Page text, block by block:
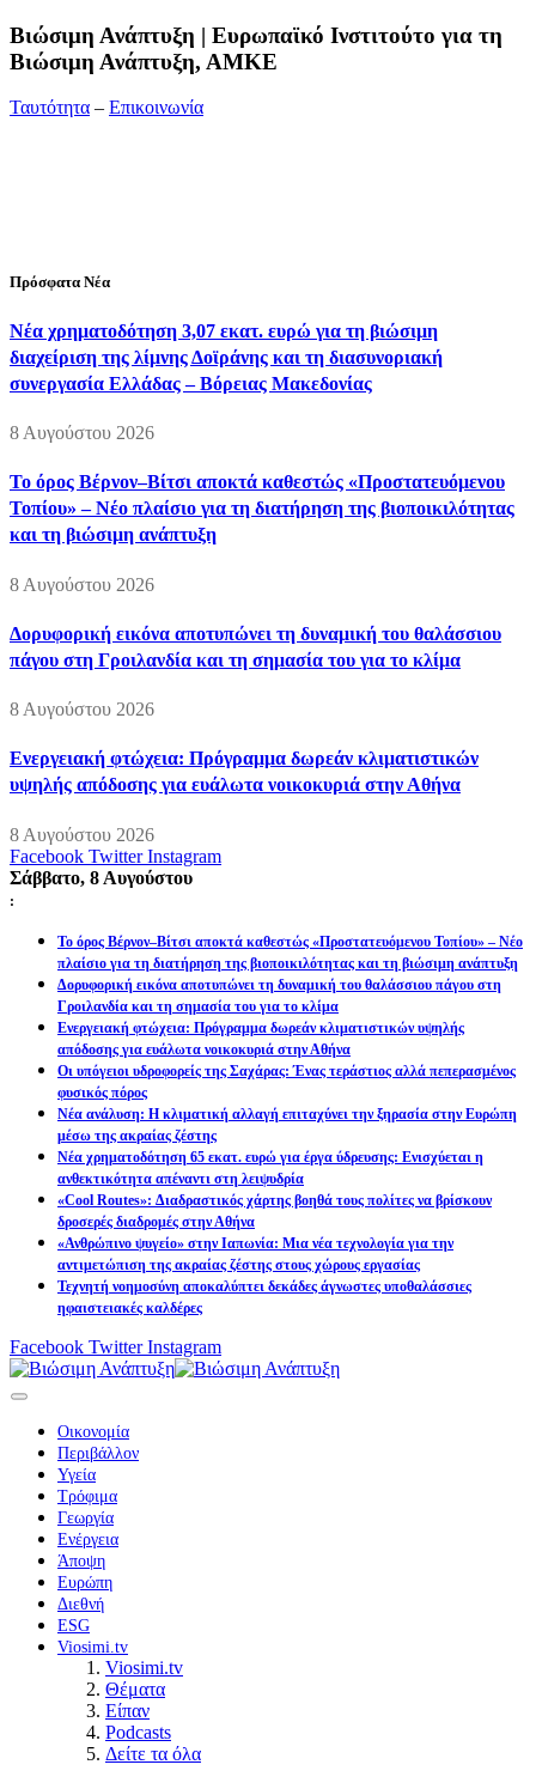
Bιώσιμη Ανάπτυξη | Ευρωπαϊκό Ινστιτούτο για τη
Βιώσιμη Ανάπτυξη, ΑΜΚΕ
Ταυτότητα – Επικοινωνία
Πρόσφατα Νέα
Νέα χρηματοδότηση 3,07 εκατ. ευρώ για τη βιώσιμη
διαχείριση της λίμνης Δοϊράνης και τη διασυνοριακή
συνεργασία Ελλάδας – Βόρειας Μακεδονίας
8 Αυγούστου 2026
Το όρος Βέρνον–Βίτσι αποκτά καθεστώς «Προστατευόμενου
Τοπίου» – Νέο πλαίσιο για τη διατήρηση της βιοποικιλότητας
και τη βιώσιμη ανάπτυξη
8 Αυγούστου 2026
Δορυφορική εικόνα αποτυπώνει τη δυναμική του θαλάσσιου
πάγου στη Γροιλανδία και τη σημασία του για το κλίμα
8 Αυγούστου 2026
Ενεργειακή φτώχεια: Πρόγραμμα δωρεάν κλιματιστικών
υψηλής απόδοσης για ευάλωτα νοικοκυριά στην Αθήνα
8 Αυγούστου 2026
Facebook Twitter Instagram
Σάββατο, 8 Αυγούστου
:
Το όρος Βέρνον–Βίτσι αποκτά καθεστώς «Προστατευόμενου Τοπίου» – Νέο
πλαίσιο για τη διατήρηση της βιοποικιλότητας και τη βιώσιμη ανάπτυξη
Δορυφορική εικόνα αποτυπώνει τη δυναμική του θαλάσσιου πάγου στη
Γροιλανδία και τη σημασία του για το κλίμα
Ενεργειακή φτώχεια: Πρόγραμμα δωρεάν κλιματιστικών υψηλής
απόδοσης για ευάλωτα νοικοκυριά στην Αθήνα
Οι υπόγειοι υδροφορείς της Σαχάρας: Ένας τεράστιος αλλά πεπερασμένος
φυσικός πόρος
Νέα ανάλυση: Η κλιματική αλλαγή επιταχύνει την ξηρασία στην Ευρώπη
μέσω της ακραίας ζέστης
Νέα χρηματοδότηση 65 εκατ. ευρώ για έργα ύδρευσης: Ενισχύεται η
ανθεκτικότητα απέναντι στη λειψυδρία
«Cool Routes»: Διαδραστικός χάρτης βοηθά τους πολίτες να βρίσκουν
δροσερές διαδρομές στην Αθήνα
«Ανθρώπινο ψυγείο» στην Ιαπωνία: Μια νέα τεχνολογία για την
αντιμετώπιση της ακραίας ζέστης στους χώρους εργασίας
Τεχνητή νοημοσύνη αποκαλύπτει δεκάδες άγνωστες υποθαλάσσιες
ηφαιστειακές καλδέρες
Facebook Twitter Instagram
Οικονομία
Περιβάλλον
Υγεία
Τρόφιμα
Γεωργία
Ενέργεια
Άποψη
Ευρώπη
Διεθνή
ESG
Viosimi.tv
Viosimi.tv
Θέματα
Είπαν
Podcasts
Δείτε τα όλα